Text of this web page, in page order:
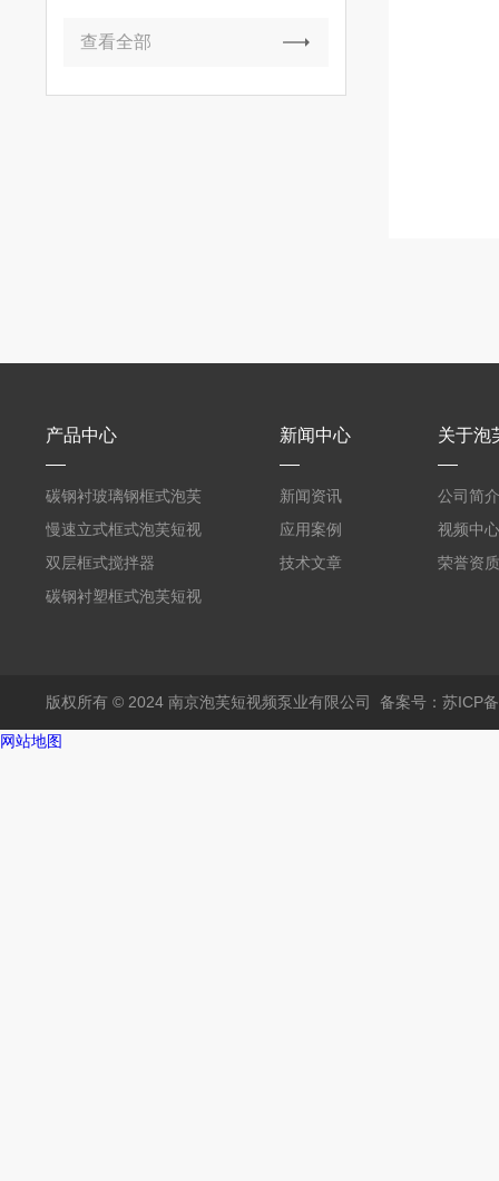
查看全部
产品中心
碳钢衬玻璃钢框式泡芙
短视频黄
慢速立式框式泡芙短视
频黄
双层框式搅拌器
碳钢衬塑框式泡芙短视
新闻中心
新闻资讯
应用案例
技术文章
关于泡
公司简介
视频中心
荣誉资质
版权所有 © 2024 南京泡芙短视频泵业有限公司 备案号：苏ICP
网站地图